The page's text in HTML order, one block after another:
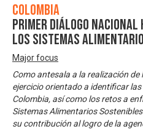
Colombia
Primer Diálogo Nacional
los Sistemas
Major focus
Como antesala a la realización de
ejercicio orientado a identificar
Colombia, así como los retos a
Sistemas Alimentarios
su contribución al logro de la